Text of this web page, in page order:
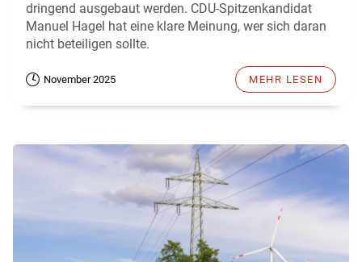
dringend ausgebaut werden. CDU-Spitzenkandidat
Manuel Hagel hat eine klare Meinung, wer sich daran
nicht beteiligen sollte.
November 2025 MEHR LESEN